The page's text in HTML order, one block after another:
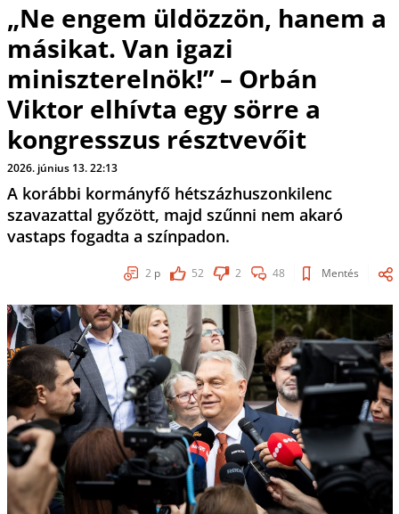
„Ne engem üldözzön, hanem a
másikat. Van igazi
miniszterelnök!” – Orbán
Viktor elhívta egy sörre a
kongresszus résztvevőit
2026. június 13. 22:13
A korábbi kormányfő hétszázhuszonkilenc
szavazattal győzött, majd szűnni nem akaró
vastaps fogadta a színpadon.
2 p 52 2 48 Mentés